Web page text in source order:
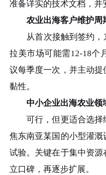
准备详实的技术文档，并
农业出海客户维护周
从首次接触到签约，
拉美市场可能需12-18个
议每季度一次，并主动
黏性。
中小企业出海农业领
可行，但更适合选择
焦东南亚某国的小型灌
试验。关键在于集中资
立口碑，再逐步扩展。